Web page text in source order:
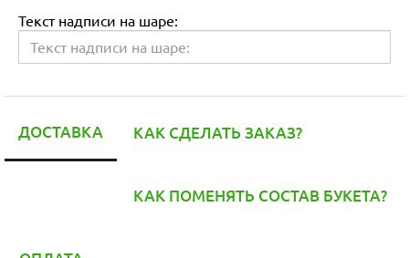
Текст надписи на шаре:
ДОСТАВКА КАК СДЕЛАТЬ ЗАКАЗ?
КАК ПОМЕНЯТЬ СОСТАВ БУКЕТА?